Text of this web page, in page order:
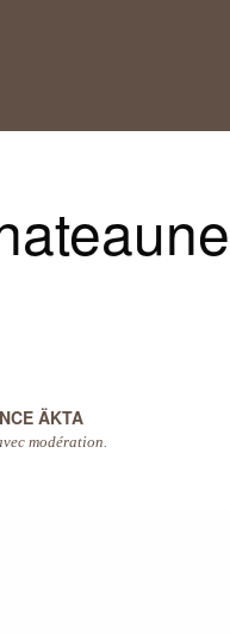
ÄKTA
modération.